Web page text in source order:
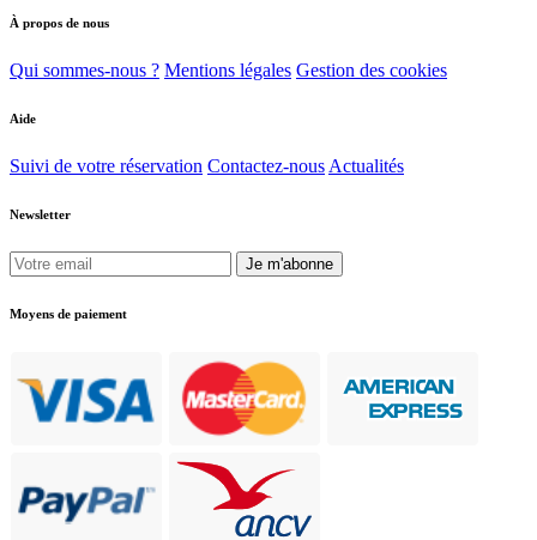
À propos de nous
Qui sommes-nous ? Mentions légales Gestion des cookies
Aide
Suivi de votre réservation Contactez-nous Actualités
Newsletter
Je m'abonne
Moyens de paiement